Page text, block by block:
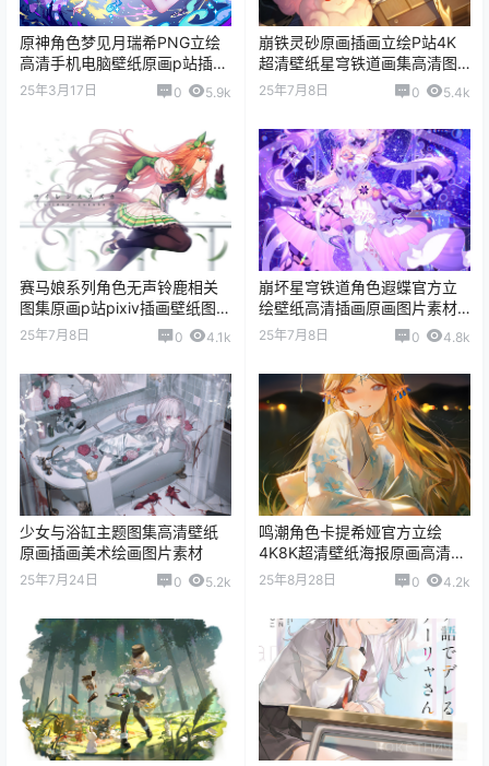
原神角色梦见月瑞希PNG立绘
高清手机电脑壁纸原画p站插画
图片素材
25年3月17日 0 5.9k
崩铁灵砂原画插画立绘P站4K
超清壁纸星穹铁道画集高清图
片素材集
25年7月8日 0 5.4k
赛马娘系列角色无声铃鹿相关
图集原画p站pixiv插画壁纸图片
素材
25年7月8日 0 4.1k
崩坏星穹铁道角色遐蝶官方立
绘壁纸高清插画原画图片素材
美术资料
25年7月8日 0 4.8k
少女与浴缸主题图集高清壁纸
原画插画美术绘画图片素材
25年7月24日 0 5.2k
鸣潮角色卡提希娅官方立绘
4K8K超清壁纸海报原画高清插
画图片素材
25年8月28日 0 4.2k